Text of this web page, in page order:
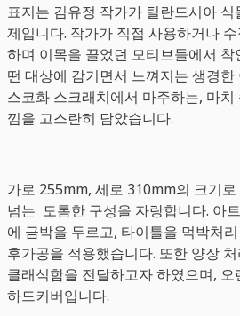
표지는 김유정 작가가 틸란드시아
제입니다. 작가가 직접 사용하거나
하며 이목을 끌었던 모티브들에서 착
떤 대상에 감기면서 느껴지는 생경
스코화 스크래치에서 마주하는, 마
낌을 고스란히 담았습니다.
가로 255mm, 세로 310mm의 크기
넘는 도톰한 구성을 자랑합니다. 아
에 금박을 두르고, 타이틀을 먹박처
후가공을 적용했습니다. 또한 양장
클래식함을 전달하고자 하였으며,
하드커버입니다.